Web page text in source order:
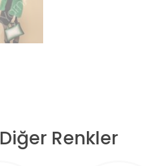
Diğer Renkler